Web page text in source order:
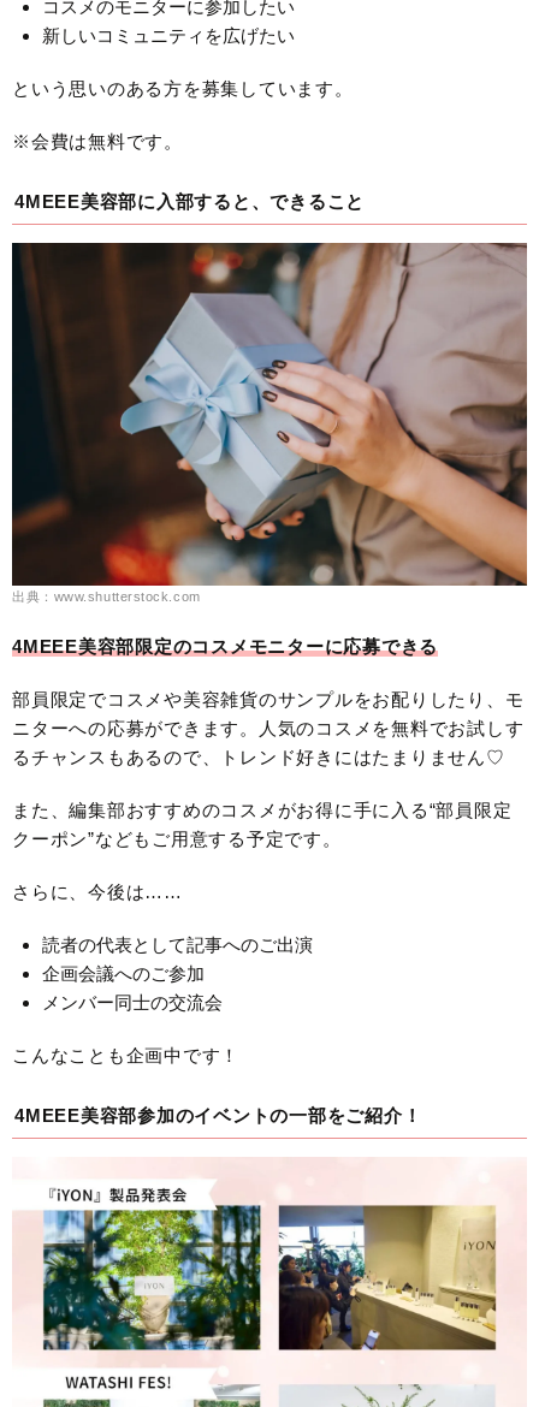
コスメのモニターに参加したい
新しいコミュニティを広げたい
という思いのある方を募集しています。
※会費は無料です。
4MEEE美容部に入部すると、できること
出典：www.shutterstock.com
4MEEE美容部限定のコスメモニターに応募できる
部員限定でコスメや美容雑貨のサンプルをお配りしたり、モ
ニターへの応募ができます。人気のコスメを無料でお試しす
るチャンスもあるので、トレンド好きにはたまりません♡
また、編集部おすすめのコスメがお得に手に入る“部員限定
クーポン”などもご用意する予定です。
さらに、今後は……
読者の代表として記事へのご出演
企画会議へのご参加
メンバー同士の交流会
こんなことも企画中です！
4MEEE美容部参加のイベントの一部をご紹介！